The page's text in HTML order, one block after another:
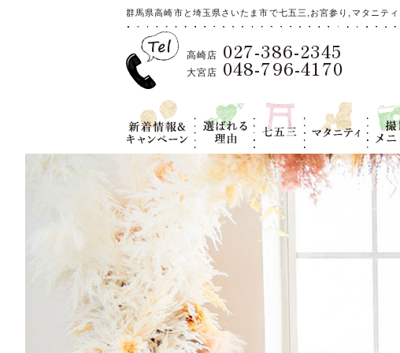
群馬県高崎市と埼玉県さいたま市で七五三,お宮参り,マタニテ
高崎店 027-386-2345
大宮店 048-796-4170
新着情報＆キ
ャンペーン
選ばれる理
由
七五三 マタニティ
撮影メ
ー